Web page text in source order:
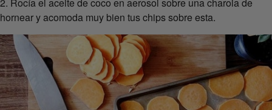
hornear y acomoda muy bien tus chips sobre esta.